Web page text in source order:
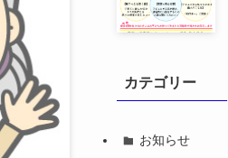
カテゴリー
お知らせ